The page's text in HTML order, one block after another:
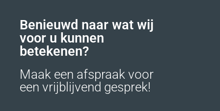
Benieuwd naar wat wij
voor u kunnen
betekenen?
Maak een afspraak voor
een vrijblijvend gesprek!